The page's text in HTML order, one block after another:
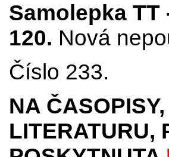
Samolepka
120. Nová
Číslo 233.
NA
LITERATURU,